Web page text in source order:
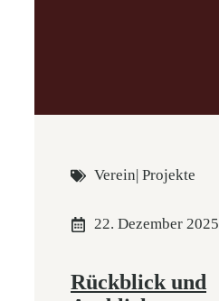
Verein| Projekte
22. Dezember 2025
Rückblick und